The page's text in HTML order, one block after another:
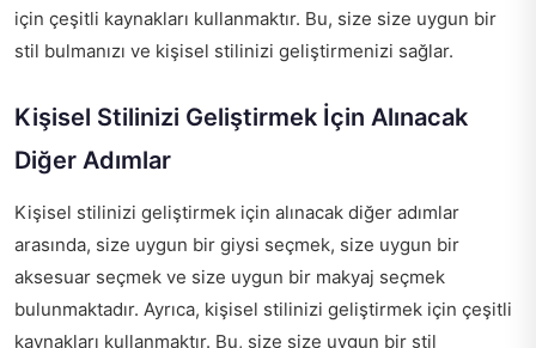
için çeşitli kaynakları kullanmaktır. Bu, size size uygun bir
stil bulmanızı ve kişisel stilinizi geliştirmenizi sağlar.
Kişisel Stilinizi Geliştirmek İçin Alınacak
Diğer Adımlar
Kişisel stilinizi geliştirmek için alınacak diğer adımlar
arasında, size uygun bir giysi seçmek, size uygun bir
aksesuar seçmek ve size uygun bir makyaj seçmek
bulunmaktadır. Ayrıca, kişisel stilinizi geliştirmek için çeşitli
kaynakları kullanmaktır. Bu, size size uygun bir stil